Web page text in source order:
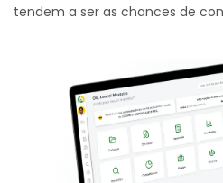
tendem a ser as chances de